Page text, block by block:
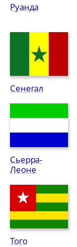
Руанда
Сенегал
Сьерра-
Леоне
Того